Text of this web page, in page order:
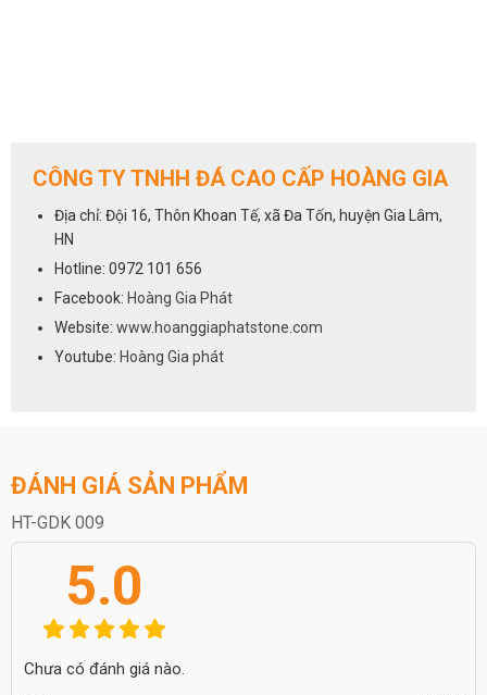
CÔNG TY TNHH ĐÁ CAO CẤP HOÀNG GIA
Địa chỉ: Đội 16, Thôn Khoan Tế, xã Đa Tốn, huyện Gia Lâm,
HN
Hotline: 0972 101 656
Facebook: Hoàng Gia Phát
Website: www.hoanggiaphatstone.com
Youtube: Hoàng Gia phát
ĐÁNH GIÁ SẢN PHẨM
HT-GDK 009
5.0
Chưa có đánh giá nào.